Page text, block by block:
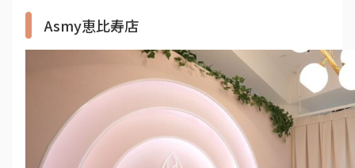
Asmy恵比寿店